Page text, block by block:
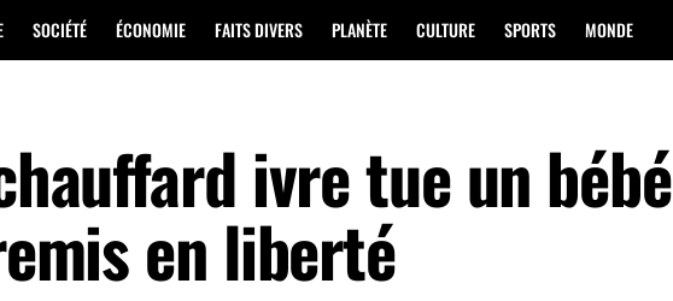
SOCIÉTÉ ÉCONOMIE FAITS DIVERS PLANÈTE CULTURE SPORTS MONDE
ivre tue un bébé
en liberté